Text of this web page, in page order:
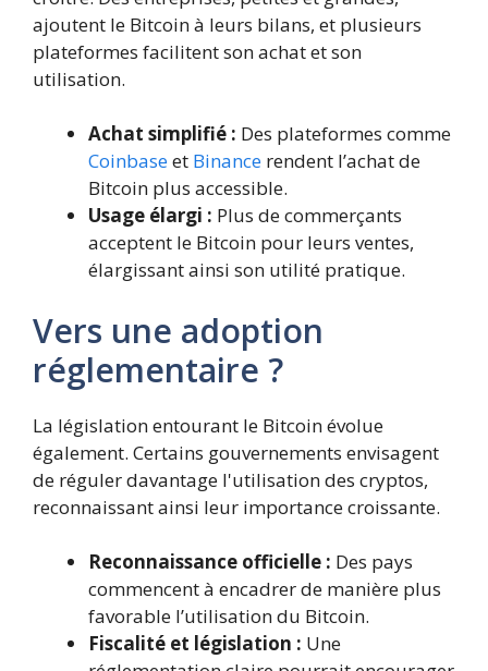
ajoutent le Bitcoin à leurs bilans, et plusieurs
plateformes facilitent son achat et son
utilisation.
Achat simplifié : Des plateformes comme
Coinbaseet Binance rendent l’achat de
Bitcoin plus accessible.
Usage élargi : Plus de commerçants
acceptent le Bitcoin pour leurs ventes,
élargissant ainsi son utilité pratique.
Vers une adoption
réglementaire ?
La législation entourant le Bitcoin évolue
également. Certains gouvernements envisagent
de réguler davantage l'utilisation des cryptos,
reconnaissant ainsi leur importance croissante.
Reconnaissance officielle : Des pays
commencent à encadrer de manière plus
favorable l’utilisation du Bitcoin.
Fiscalité et législation : Une